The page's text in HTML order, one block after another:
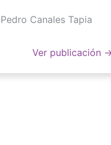
Pedro Canales Tapia
Ver publicación